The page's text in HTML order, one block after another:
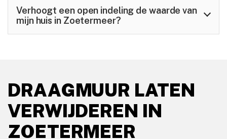
Verhoogt een open indeling de waarde van
mijn huis in Zoetermeer?
DRAAGMUUR LATEN
VERWIJDEREN IN
ZOETERMEER